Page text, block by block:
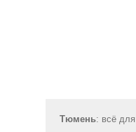
Тюмень: всё